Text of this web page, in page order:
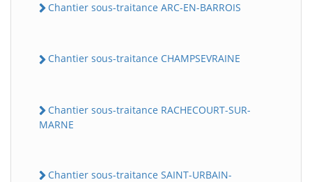
Chantier sous-traitance ARC-EN-BARROIS
Chantier sous-traitance CHAMPSEVRAINE
Chantier sous-traitance RACHECOURT-SUR-
MARNE
Chantier sous-traitance SAINT-URBAIN-